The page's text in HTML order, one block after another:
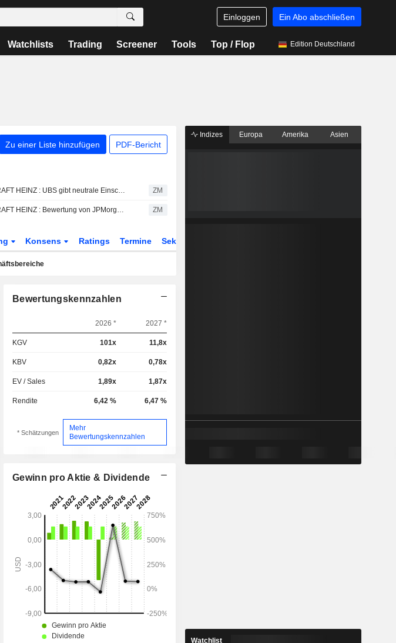
Einloggen Ein Abo abschließen
Watchlists Trading Screener Tools Top / Flop Edition Deutschland
Zu einer Liste hinzufügen PDF-Bericht
KRAFT HEINZ : UBS gibt neutrale Einschätzung ZM
KRAFT HEINZ : Bewertung von JPMorgan Chase zum Kaufen erhalten ZM
Konsens Ratings Termine Sektor
2027 2028
24.612 24.634
4.950
Bewertungskennzahlen
2026 * 2027 *
KGV 101x 11,8x
KBV 0,82x 0,78x
EV / Sales 1,89x 1,87x
Rendite 6,42 % 6,47 %
* Schätzungen
Mehr
Bewertungskennzahlen
Gewinn pro Aktie & Dividende
Indizes Europa Amerika Asien
Watchlist